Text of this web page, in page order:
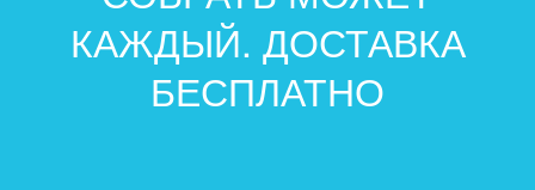
КАЖДЫЙ. ДОСТАВКА
БЕСПЛАТНО